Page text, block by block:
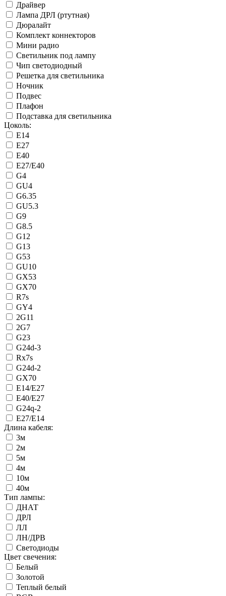
Драйвер
Лампа ДРЛ (ртутная)
Дюралайт
Комплект коннекторов
Мини радио
Светильник под лампу
Чип светодиодный
Решетка для светильника
Ночник
Подвес
Плафон
Подставка для светильника
Цоколь:
Е14
Е27
E40
Е27/Е40
G4
GU4
G6.35
GU5.3
G9
G8.5
G12
G13
G53
GU10
GХ53
GХ70
R7s
GY4
2G11
2G7
G23
G24d-3
Rх7s
G24d-2
GX70
Е14/Е27
Е40/Е27
G24q-2
Е27/Е14
Длина кабеля:
3м
2м
5м
4м
10м
40м
Тип лампы:
ДНАТ
ДРЛ
ЛЛ
ЛН/ДРВ
Светодиоды
Цвет свечения:
Белый
Золотой
Теплый белый